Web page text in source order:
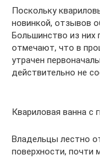
Поскольку
новинкой, отзывов
Большинство из них
отмечают, что в
утрачен
действительно не
Квариловая ванна с
Владельцы лестно
поверхности, почти